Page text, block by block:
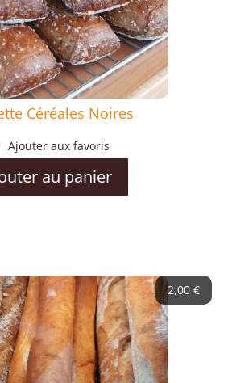
Céréales Noires
Ajouter aux favoris
au panier
2,00 €